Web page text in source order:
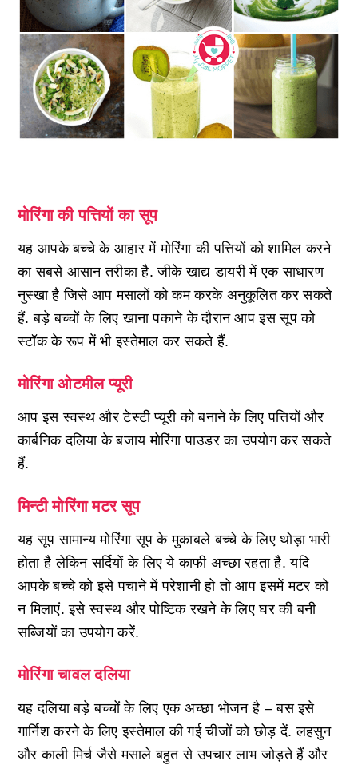
मोरिंगा की पत्तियों का सूप
यह आपके बच्चे के आहार में मोरिंगा की पत्तियों को शामिल करने
का सबसे आसान तरीका है. जीके खाद्य डायरी में एक साधारण
नुस्खा है जिसे आप मसालों को कम करके अनुकूलित कर सकते
हैं. बड़े बच्चों के लिए खाना पकाने के दौरान आप इस सूप को
स्टॉक के रूप में भी इस्तेमाल कर सकते हैं.
मोरिंगा ओटमील प्यूरी
आप इस स्वस्थ और टेस्टी प्यूरी को बनाने के लिए पत्तियों और
कार्बनिक दलिया के बजाय मोरिंगा पाउडर का उपयोग कर सकते
हैं.
मिन्टी मोरिंगा मटर सूप
यह सूप सामान्य मोरिंगा सूप के मुकाबले बच्चे के लिए थोड़ा भारी
होता है लेकिन सर्दियों के लिए ये काफी अच्छा रहता है. यदि
आपके बच्चे को इसे पचाने में परेशानी हो तो आप इसमें मटर को
न मिलाएं. इसे स्वस्थ और पोष्टिक रखने के लिए घर की बनी
सब्जियों का उपयोग करें.
मोरिंगा चावल दलिया
यह दलिया बड़े बच्चों के लिए एक अच्छा भोजन है – बस इसे
गार्निश करने के लिए इस्तेमाल की गई चीजों को छोड़ दें. लहसुन
और काली मिर्च जैसे मसाले बहुत से उपचार लाभ जोड़ते हैं और